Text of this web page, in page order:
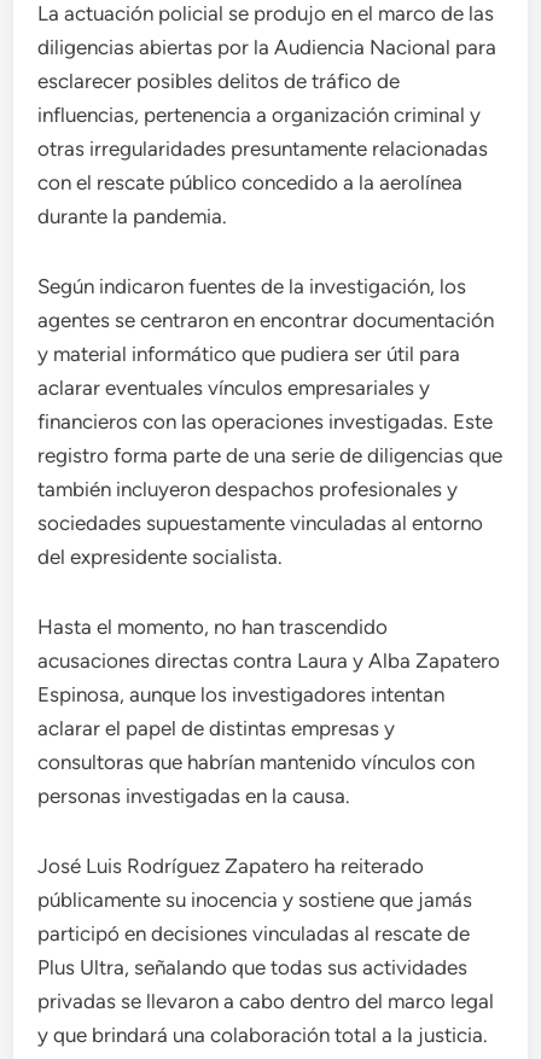
La actuación policial se produjo en el marco de las
diligencias abiertas por la Audiencia Nacional para
esclarecer posibles delitos de tráfico de
influencias, pertenencia a organización criminal y
otras irregularidades presuntamente relacionadas
con el rescate público concedido a la aerolínea
durante la pandemia.
Según indicaron fuentes de la investigación, los
agentes se centraron en encontrar documentación
y material informático que pudiera ser útil para
aclarar eventuales vínculos empresariales y
financieros con las operaciones investigadas. Este
registro forma parte de una serie de diligencias que
también incluyeron despachos profesionales y
sociedades supuestamente vinculadas al entorno
del expresidente socialista.
Hasta el momento, no han trascendido
acusaciones directas contra Laura y Alba Zapatero
Espinosa, aunque los investigadores intentan
aclarar el papel de distintas empresas y
consultoras que habrían mantenido vínculos con
personas investigadas en la causa.
José Luis Rodríguez Zapatero ha reiterado
públicamente su inocencia y sostiene que jamás
participó en decisiones vinculadas al rescate de
Plus Ultra, señalando que todas sus actividades
privadas se llevaron a cabo dentro del marco legal
y que brindará una colaboración total a la justicia.